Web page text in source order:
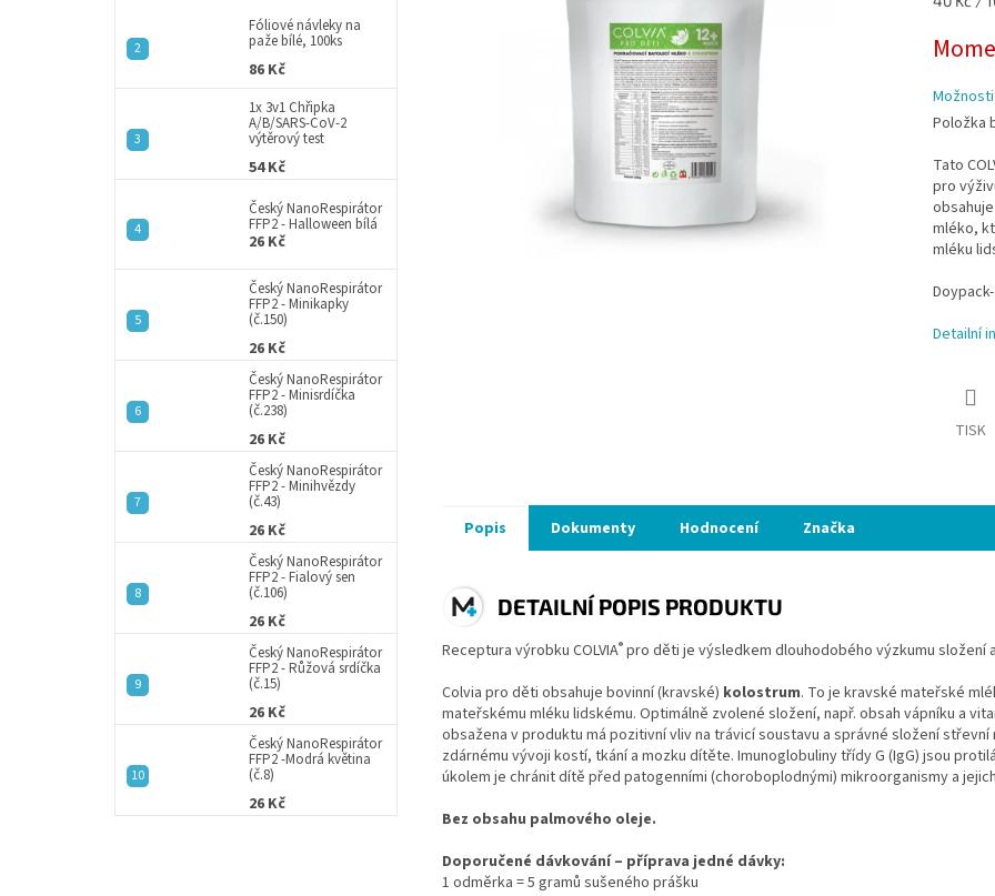
Fóliové návleky na
paže bílé, 100ks
86 Kč
1x 3v1 Chřipka
A/B/SARS-CoV-2
výtěrový test
54 Kč
Český NanoRespirátor
FFP2 - Halloween bílá
26 Kč
Český NanoRespirátor
FFP2 - Minikapky
(č.150)
26 Kč
Český NanoRespirátor
FFP2 - Minisrdíčka
(č.238)
26 Kč
Český NanoRespirátor
FFP2 - Minihvězdy
(č.43)
26 Kč
Český NanoRespirátor
FFP2 - Fialový sen
(č.106)
26 Kč
Český NanoRespirátor
FFP2 - Růžová srdíčka
(č.15)
26 Kč
Český NanoRespirátor
FFP2 -Modrá květina
(č.8)
26 Kč
Položka
Tato
pro
obsahuje
mléko,
mléku
Detailní
TISK
Popis Dokumenty Hodnocení Značka
DETAILNÍ POPIS PRODUKTU
Receptura výrobku COLVIA® pro děti je výsledkem dlouhodobého výzkumu složení
Colvia pro děti obsahuje bovinní (kravské) kolostrum. To je kravské mateřské
mateřskému mléku lidskému. Optimálně zvolené složení, např. obsah vápníku a
obsažena v produktu má pozitivní vliv na trávicí soustavu a správné složení
zdárnému vývoji kostí, tkání a mozku dítěte. Imunoglobuliny třídy G (IgG) jsou
úkolem je chránit dítě před patogenními (choroboplodnými) mikroorganismy a
Bez obsahu palmového oleje.
Doporučené dávkování – příprava jedné dávky:
1 odměrka = 5 gramů sušeného prášku